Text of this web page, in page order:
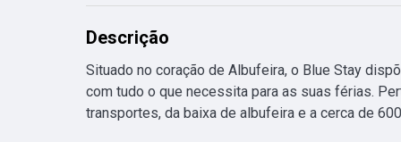
Descrição
Situado no coração de Albufeira, o Blue Stay
com tudo o que necessita para as suas férias.
transportes, da baixa de albufeira e a cerca de